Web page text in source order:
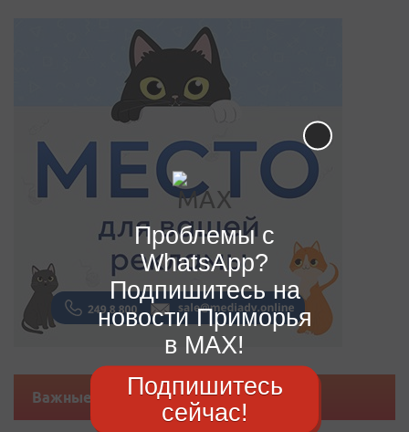
Важные новости
Проблемы с
WhatsApp?
Подпишитесь на
новости Приморья
в MAX!
Подпишитесь
сейчас!